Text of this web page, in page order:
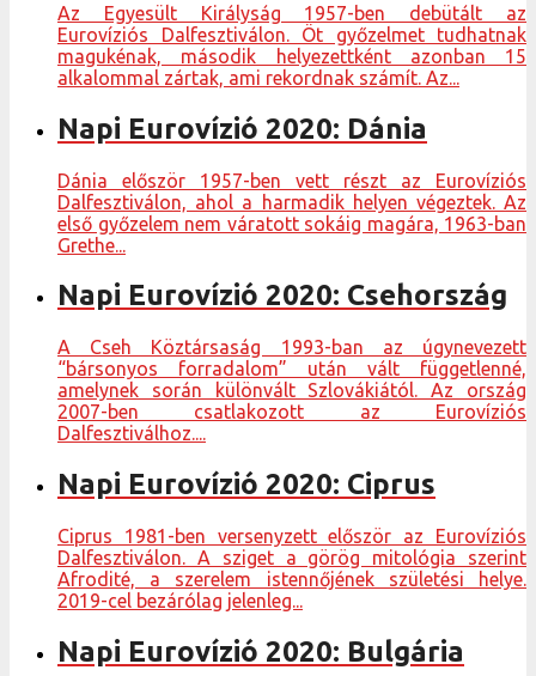
Az Egyesült Királyság 1957-ben debütált az
Eurovíziós Dalfesztiválon. Öt győzelmet tudhatnak
magukénak, második helyezettként azonban 15
alkalommal zártak, ami rekordnak számít. Az...
Napi Eurovízió 2020: Dánia
Dánia először 1957-ben vett részt az Eurovíziós
Dalfesztiválon, ahol a harmadik helyen végeztek. Az
első győzelem nem váratott sokáig magára, 1963-ban
Grethe...
Napi Eurovízió 2020: Csehország
A Cseh Köztársaság 1993-ban az úgynevezett
“bársonyos forradalom” után vált függetlenné,
amelynek során különvált Szlovákiától. Az ország
2007-ben csatlakozott az Eurovíziós
Dalfesztiválhoz....
Napi Eurovízió 2020: Ciprus
Ciprus 1981-ben versenyzett először az Eurovíziós
Dalfesztiválon. A sziget a görög mitológia szerint
Afrodité, a szerelem istennőjének születési helye.
2019-cel bezárólag jelenleg...
Napi Eurovízió 2020: Bulgária